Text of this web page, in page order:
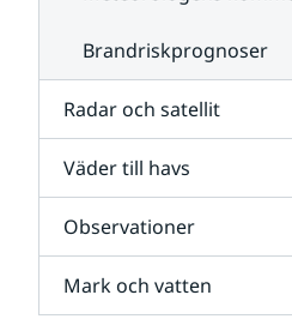
Brandriskprognoser
Radar och satellit
Väder till havs
Observationer
Mark och vatten